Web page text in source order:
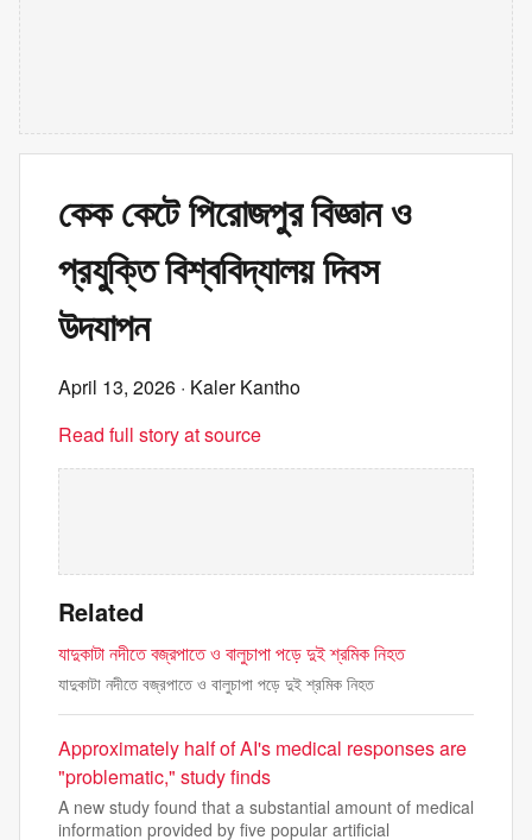
কেক কেটে পিরোজপুর বিজ্ঞান ও
প্রযুক্তি বিশ্ববিদ্যালয় দিবস
উদযাপন
April 13, 2026 · Kaler Kantho
Read full story at source
Related
যাদুকাটা নদীতে বজ্রপাতে ও বালুচাপা পড়ে দুই শ্রমিক নিহত
যাদুকাটা নদীতে বজ্রপাতে ও বালুচাপা পড়ে দুই শ্রমিক নিহত
Approximately half of AI's medical responses are
"problematic," study finds
A new study found that a substantial amount of medical
information provided by five popular artificial